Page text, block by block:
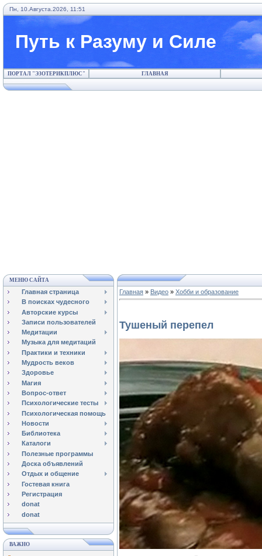
Пн, 10.Августа.2026, 11:51
Путь к Разуму и Силе
ПОРТАЛ "ЭЗОТЕРИКПЛЮС" ГЛАВНАЯ
МЕНЮ САЙТА
Главная страница
В поисках чудесного
Авторские курсы
Записи пользователей
Медитации
Музыка для медитаций
Практики и техники
Мудрость веков
Здоровье
Магия
Вопрос-ответ
Психологические тесты
Психологическая помощь
Новости
Библиотека
Каталоги
Полезные программы
Доска объявлений
Отдых и общение
Гостевая книга
Регистрация
donat
donat
ВАЖНО
Главная » Видео » Хобби и образование
Тушеный перепел